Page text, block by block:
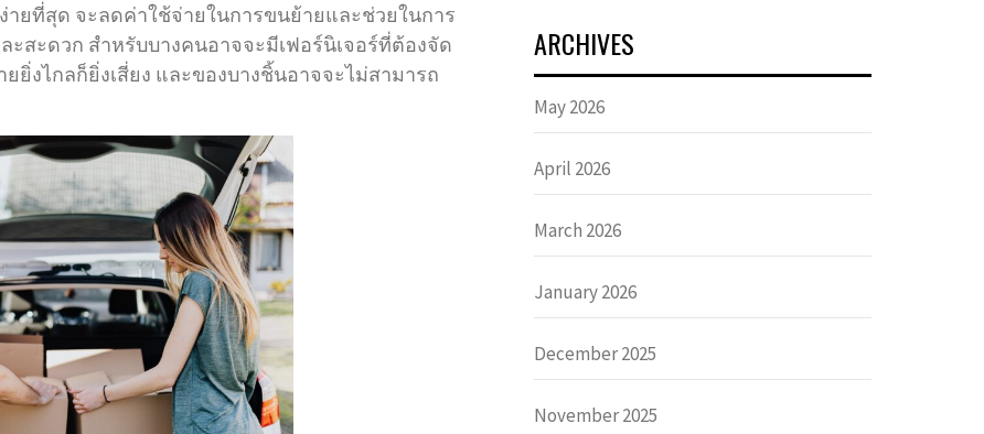
ายที่สุด จะลดค่าใช้จ่ายในการขนย้ายและช่วยในการ
สะดวก สำหรับบางคนอาจจะมีเฟอร์นิเจอร์ที่ต้องจัด
ยิ่งไกลก็ยิ่งเสี่ยง และของบางชิ้นอาจจะไม่สามารถ
ARCHIVES
May 2026
April 2026
March 2026
January 2026
December 2025
November 2025